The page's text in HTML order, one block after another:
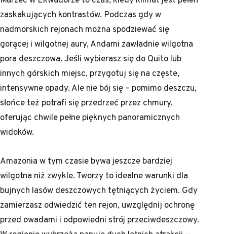
zaskakujących kontrastów. Podczas gdy w
nadmorskich rejonach można spodziewać się
gorącej i wilgotnej aury, Andami zawładnie wilgotna
pora deszczowa. Jeśli wybierasz się do Quito lub
innych górskich miejsc, przygotuj się na częste,
intensywne opady. Ale nie bój się – pomimo deszczu,
słońce też potrafi się przedrzeć przez chmury,
oferując chwile pełne pięknych panoramicznych
widoków.
Amazonia w tym czasie bywa jeszcze bardziej
wilgotna niż zwykle. Tworzy to idealne warunki dla
bujnych lasów deszczowych tętniących życiem. Gdy
zamierzasz odwiedzić ten rejon, uwzględnij ochronę
przed owadami i odpowiedni strój przeciwdeszczowy.